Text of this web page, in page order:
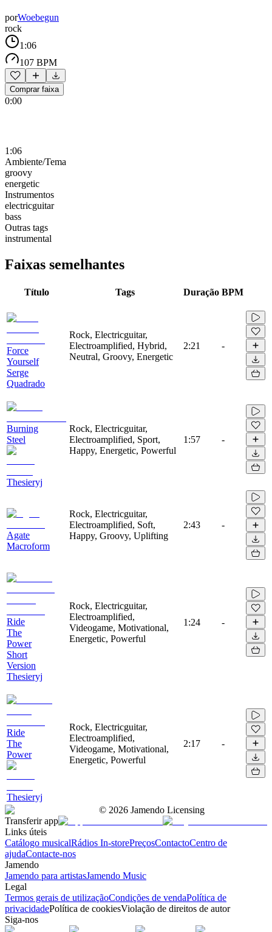
porWoebegun
rock
1:06
107 BPM
Comprar faixa
0:00
1:06
Ambiente/Tema
groovy
energetic
Instrumentos
electricguitar
bass
Outras tags
instrumental
Faixas semelhantes
Título Tags Duração BPM
Force
Yourself
Serge
Quadrado
Rock, Electricguitar,
Electroamplified, Hybrid,
Neutral, Groovy, Energetic
2:21 -
Burning
Steel
Thesieryj
Rock, Electricguitar,
Electroamplified, Sport,
Happy, Energetic, Powerful
1:57 -
Agate
Macroform
Rock, Electricguitar,
Electroamplified, Soft,
Happy, Groovy, Uplifting
2:43 -
Ride
The
Power
Short
Version
Thesieryj
Rock, Electricguitar,
Electroamplified,
Videogame, Motivational,
Energetic, Powerful
1:24 -
Ride
The
Power
Thesieryj
Rock, Electricguitar,
Electroamplified,
Videogame, Motivational,
Energetic, Powerful
2:17 -
© 2026 Jamendo Licensing
Transferir app
Links úteis
Catálogo musicalRádios In-storePreçosContactoCentro de
ajudaContacte-nos
Jamendo
Jamendo para artistasJamendo Music
Legal
Termos gerais de utilizaçãoCondições de vendaPolítica de
privacidadePolítica de cookiesViolação de direitos de autor
Siga-nos